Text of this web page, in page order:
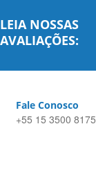
LEIA NOSSAS
AVALIAÇÕES:
Fale Conosco
+55 15 3500 8175